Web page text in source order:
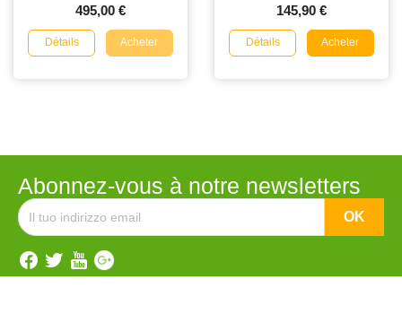
495,00 €
Détails Acheter
145,90 €
Détails Acheter
Abonnez-vous à notre newsletters